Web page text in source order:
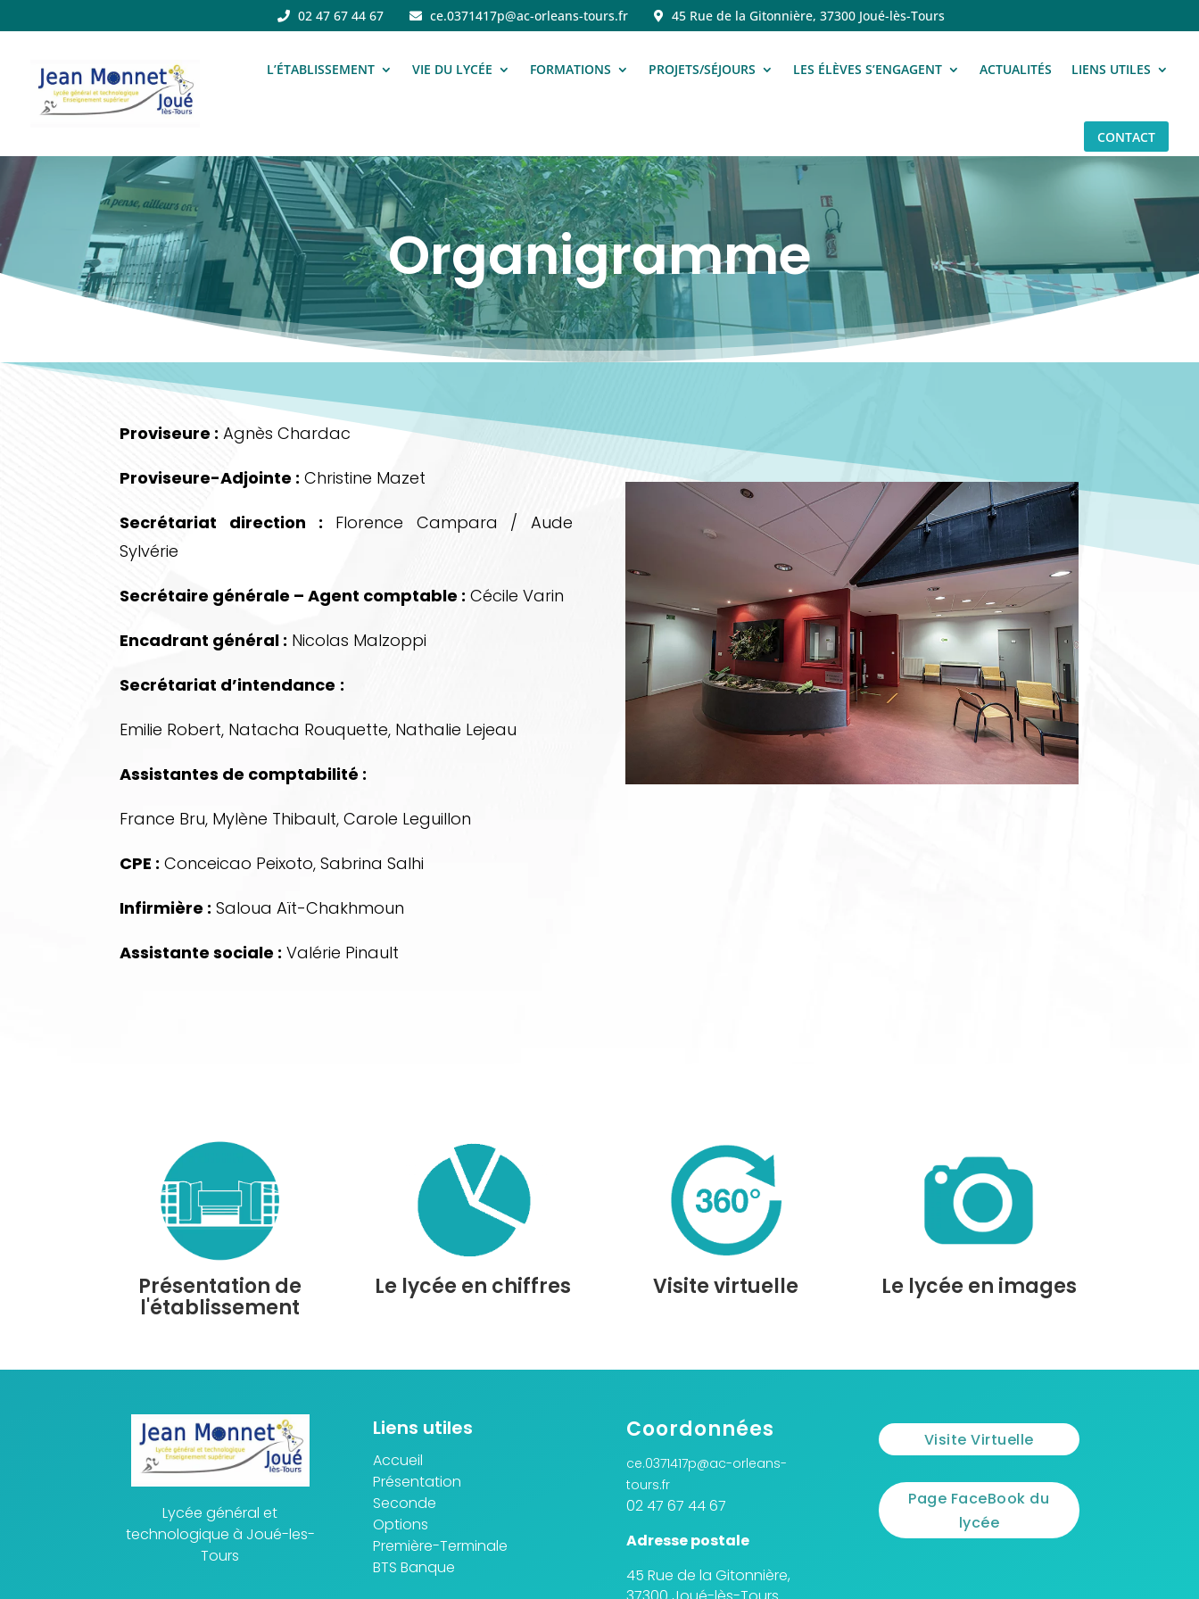
02 47 67 44 67 ce.0371417p@ac-orleans-tours.fr 45 Rue de la Gitonnière, 37300 Joué-lès-Tours
L’ÉTABLISSEMENT VIE DU LYCÉE FORMATIONS PROJETS/SÉJOURS LES ÉLÈVES S’ENGAGENT ACTUALITÉS LIENS UTILES
CONTACT
Organigramme
Proviseure : Agnès Chardac
Proviseure-Adjointe : Christine Mazet
Secrétariat direction : Florence Campara / Aude
Sylvérie
Secrétaire générale – Agent comptable : Cécile Varin
Encadrant général : Nicolas Malzoppi
Secrétariat d’intendance :
Emilie Robert, Natacha Rouquette, Nathalie Lejeau
Assistantes de comptabilité :
France Bru, Mylène Thibault, Carole Leguillon
CPE : Conceicao Peixoto, Sabrina Salhi
Infirmière : Saloua Aït-Chakhmoun
Assistante sociale : Valérie Pinault
Présentation de
l'établissement
Le lycée en chiffres Visite virtuelle Le lycée en images
Lycée général et
technologique à Joué-les-
Tours
Liens utiles
Accueil
Présentation
Seconde
Options
Première-Terminale
BTS Banque
Coordonnées
ce.0371417p@ac-orleans-
tours.fr
02 47 67 44 67
Adresse postale
45 Rue de la Gitonnière,
Visite Virtuelle
Page FaceBook du
lycée